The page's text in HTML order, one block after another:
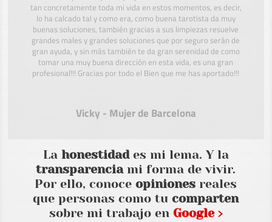
tan concretamente toda mi vida en estos momentos, es decir,
lo ha calcado tal y como era, como buena tarotista da muy
buenas soluciones, también gracias a sus limpiezas resuelve
grandes males y grandes soluciones que por seguro serán de
gran ayuda, y sin más también te da gran serenidad de como
tomar una muy buena dirección en esta vida, es una gran
profesional!!! Gracias por todo el Bien que me has aportado!!!
Vicky - Mujer de Barcelona
La honestidades mi lema. Y la
transparenciami forma de vivir.
Por ello, conoceopiniones reales
que personas como tucomparten
sobre mi trabajo en Google ›